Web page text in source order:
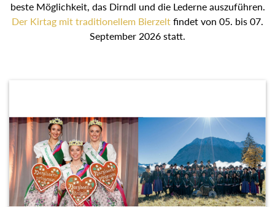
Losers und der Trisselwand der Altausseer Kirtag statt –
die beste Möglichkeit, das Dirndl und die Lederne
Der Kirtag mit traditionellem Bierzelt